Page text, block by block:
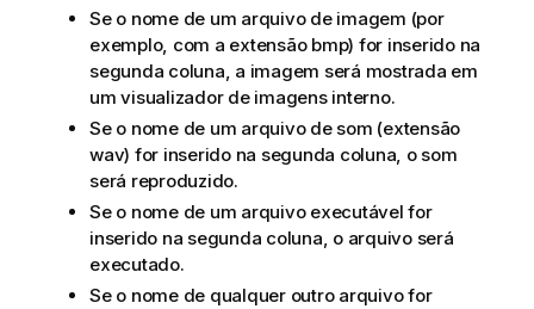
Se o nome de um arquivo de imagem (por
exemplo, com a extensão bmp) for inserido na
segunda coluna, a imagem será mostrada em
um visualizador de imagens interno.
Se o nome de um arquivo de som (extensão
wav) for inserido na segunda coluna, o som
será reproduzido.
Se o nome de um arquivo executável for
inserido na segunda coluna, o arquivo será
executado.
Se o nome de qualquer outro arquivo for